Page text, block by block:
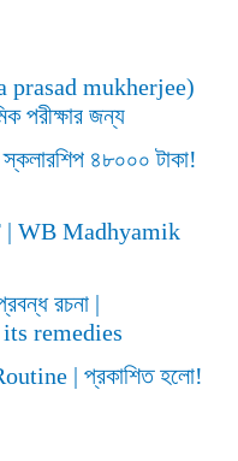
prasad mukherjee)
পরীক্ষার জন্য
৪৮০০০ টাকা!
| WB Madhyamik
রচনা |
remedies
| প্রকাশিত হলো!